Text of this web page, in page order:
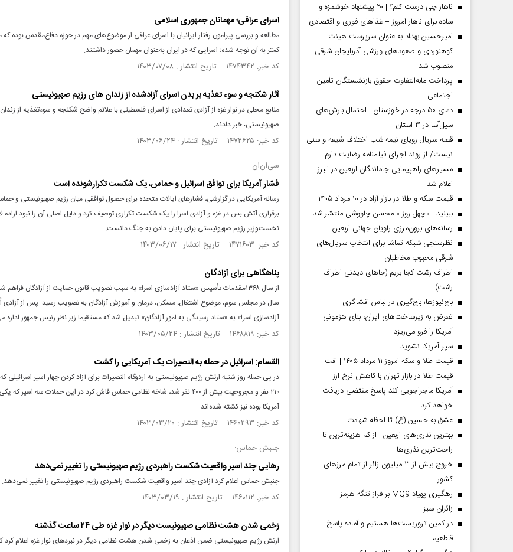
اسرای عراقی؛ مهمانان جمهوری اسلامی
مطالعه و بررسی پیرامون رفتار ایرانیان با اسرای عراقی از موضوع‌های مهم در حوزه دفاع‌مقدس بوده
کمتر به آن توجه شده‌؛ اسرایی که در ایران به‌عنوان مهمان حضور داشتند.
کد خبر: ۱۴۷۴۳۴۲ تاریخ انتشار : ۱۴۰۳/۰۷/۰۸
آثار شکنجه و سوء تغذیه بر بدن اسرای آزادشده از زندان‌ های رژیم صهیونیستی
منابع محلی در نوار غزه از آزادی تعدادی از اسرای فلسطینی با علائم واضح شکنجه و سوءتغذیه از
صهیونیستی، خبر دادند.
کد خبر: ۱۴۷۲۶۲۵ تاریخ انتشار : ۱۴۰۳/۰۶/۲۴
سی‌ان‌ان:
فشار آمریکا برای توافق اسرائیل و حماس، یک شکست تکرارشونده است
رسانه آمریکایی در گزارشی، فشارهای ایالات متحده برای حصول توافقی میان رژیم صهیونیستی و
برقراری آتش‌ بس در غزه و آزادی اسرا را یک شکست تکراری توصیف کرد و دلیل اصلی آن را نبود اراده
نخست‌وزیر رژیم صهیونیستی برای پایان دادن به جنگ دانست.
کد خبر: ۱۴۷۱۶۰۳ تاریخ انتشار : ۱۴۰۳/۰۶/۱۷
پناهگاهی برای آزادگان
از سال ۱۳۶۸مقدمات تأسیس «ستاد آزادسازی اسرا» به سبب تصویب قانون حمایت از آزادگان
سال در مجلس سوم، موضوع اشتغال، مسکن، درمان و آموزش آزادگان به تصویب رسید. پس از آزادی
آزادسازی اسرا» به «ستاد رسیدگی به امور آزادگان» تبدیل شد که مستقیما زیر نظر رئیس جمهور
کد خبر: ۱۴۶۸۸۱۹ تاریخ انتشار : ۱۴۰۳/۰۵/۲۴
القسام: اسرائیل در حمله به النصیرات یک آمریکایی را کشت
در پی حمله روز شنبه ارتش رژیم صهیونیستی به اردوگاه النصیرات برای آزاد کردن چهار اسیر اسرائیلی
۲۱۰ نفر و مجروحیت بیش از ۴۰۰ نفر شد، شاخه نظامی حماس فاش کرد در این حملات سه اسیر
آمریکا بوده نیز کشته شده‌اند.
کد خبر: ۱۴۶۰۲۹۳ تاریخ انتشار : ۱۴۰۳/۰۳/۲۰
جنبش حماس:
رهایی چند اسیر واقعیت شکست راهبردی رژیم صهیونیستی را تغییر نمی‌دهد
جنبش حماس اعلام کرد آزادی چند اسیر واقعیت شکست راهبردی رژیم صهیونیستی را تغییر نمی‌دهد.
کد خبر: ۱۴۶۰۱۱۲ تاریخ انتشار : ۱۴۰۳/۰۳/۱۹
زخمی شدن هشت نظامی صهیونیست دیگر در نوار غزه طی ۲۴ ساعت گذشته
ارتش رژیم صهیونیستی ضمن اذعان به زخمی شدن هشت نظامی دیگر در نبردهای نوار غزه اعلام کرد
ناهار چی درست کنم؟ | ۲۰ پیشنهاد خوشمزه و
ساده برای ناهار امروز + غذاهای فوری و اقتصادی
امیرحسین بهداد به عنوان سرپرست هیئت
کوهنوردی و صعودهای ورزشی آذربایجان شرقی
منصوب شد
پرداخت مابه‌التفاوت حقوق بازنشستگان تأمین
اجتماعی
دمای ۵۰ درجه در خوزستان | احتمال بارش‌های
سیل‌آسا در ۳ استان
قصه سریال رویای نیمه شب اختلاف شیعه و سنی
نیست/ از روند اجرای فیلمنامه رضایت دارم
مسیر‌های راهپیمایی جاماندگان اربعین در البرز
اعلام شد
قیمت سکه و طلا در بازار آزاد در ۱۰ مرداد ۱۴۰۵
ببینید | «چهل روز » محسن چاووشی منتشر شد
رسانه‌های برون‌مرزی راویان جهانی اربعین
نظرسنجی شبکه تماشا برای انتخاب سریال‌های
شرقی محبوب مخاطبان
اطراف رشت کجا بریم (جاهای دیدنی اطراف
رشت)
باج‌نیوزها؛ باج‌گیری در لباس افشاگری
تعرض به زیرساخت‌های ایران، بنای هژمونی
آمریکا را فرو می‌ریزد
سپر آمریکا نشوید
قیمت طلا و سکه امروز ۱۱ مرداد ۱۴۰۵ | افت
قیمت طلا در بازار تهران با کاهش نرخ ارز
آمریکا ماجراجویی کند پاسخ مقتضی دریافت
خواهد کرد
عشق به حسین (ع) تا لحظه شهادت
بهترین نذری‌های اربعین | از کم هزینه‌ترین تا
راحت‌ترین نذری‌ها
خروج بیش از ۳ میلیون زائر از تمام مرز‌های
کشور
رهگیری پهپاد MQ9 بر فراز تنگه هرمز
‌زائران سبز
در کمین تروریست‌ها هستیم و آماده پاسخ
قاطعیم